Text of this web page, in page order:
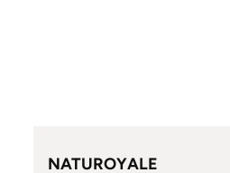
NATUROYALE